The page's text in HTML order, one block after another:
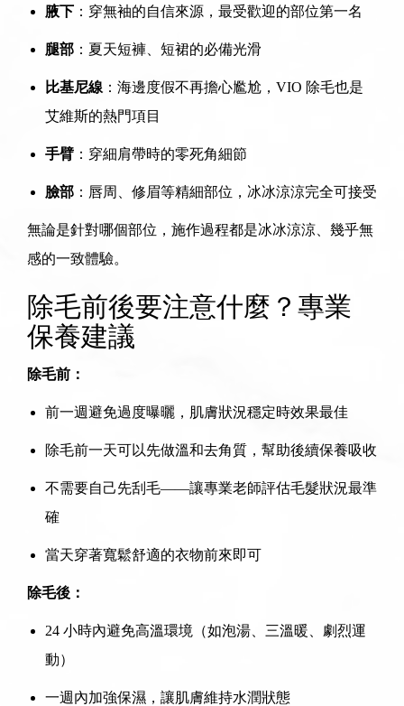
腋下 ：穿無袖的自信來源，最受歡迎的部位第一名
腿部 ：夏天短褲、短裙的必備光滑
比基尼線 ：海邊度假不再擔心尷尬，VIO 除毛也是
艾維斯的熱門項目
手臂 ：穿細肩帶時的零死角細節
臉部 ：唇周、修眉等精細部位，冰冰涼涼完全可接受
無論是針對哪個部位，施作過程都是冰冰涼涼、幾乎無
感的一致體驗。
除毛前後要注意什麼？專業
保養建議
除毛前：
前一週避免過度曝曬，肌膚狀況穩定時效果最佳
除毛前一天可以先做溫和去角質，幫助後續保養吸收
不需要自己先刮毛——讓專業老師評估毛髮狀況最準
確
當天穿著寬鬆舒適的衣物前來即可
除毛後：
24 小時內避免高溫環境（如泡湯、三溫暖、劇烈運
動）
一週內加強保濕，讓肌膚維持水潤狀態